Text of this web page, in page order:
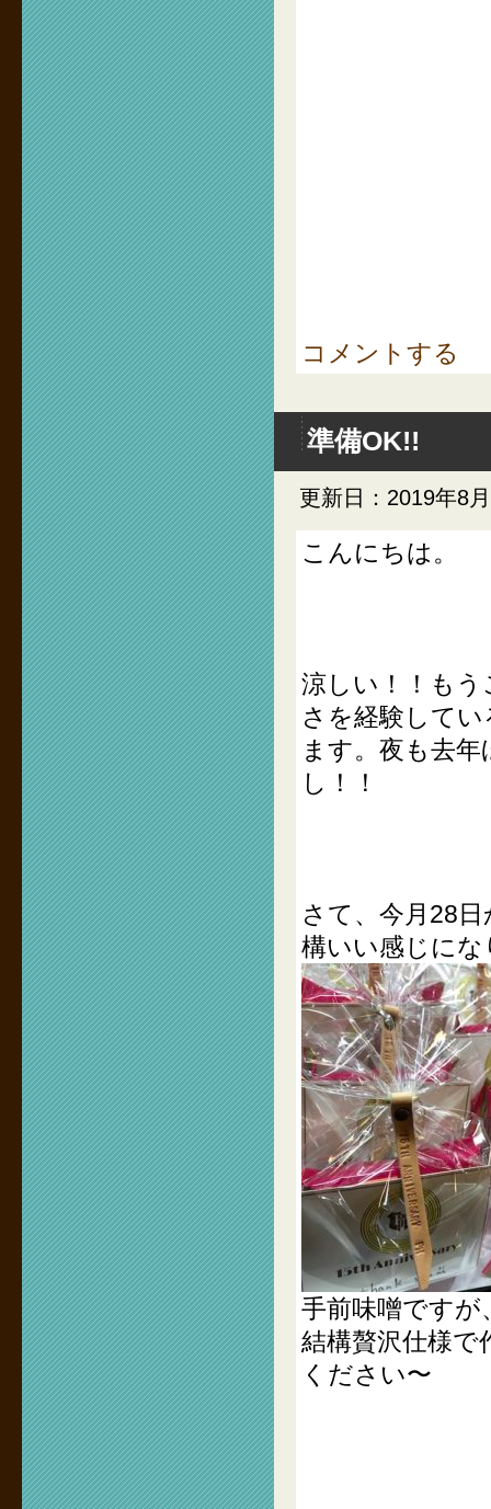
コメントする
準備OK!!
更新日：2019年8
こんにちは。
涼しい！！も
さを経験して
ます。夜も去
し！！
さて、今月28
構いい感じに
手前味噌です
結構贅沢仕様
ください〜